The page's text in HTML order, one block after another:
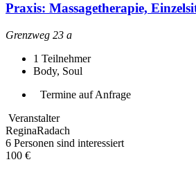
Praxis: Massagetherapie,
Grenzweg 23 a
1 Teilnehmer
Body, Soul
Termine auf Anfrage
Veranstalter
ReginaRadach
6 Personen sind interessiert
100 €